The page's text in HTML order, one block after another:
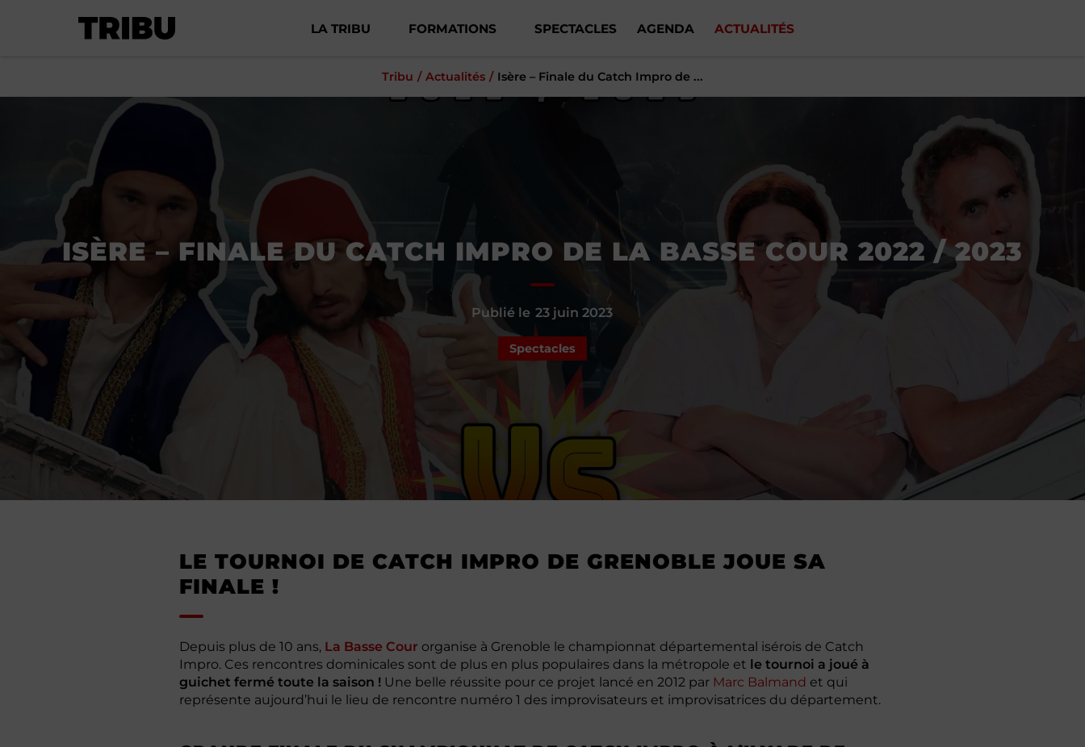
LA TRIBU FORMATIONS SPECTACLES AGENDA ACTUALITÉS
Tribu Actualités Isère – Finale du Catch Impro de ...
ISÈRE – FINALE DU CATCH IMPRO DE LA BASSE COUR 2022 / 2023
Publié le 23 juin 2023
Spectacles
LE TOURNOI DE CATCH IMPRO DE GRENOBLE JOUE SA
FINALE !
Depuis plus de 10 ans, La Basse Cour organise à Grenoble le championnat départemental isérois de Catch
Impro. Ces rencontres dominicales sont de plus en plus populaires dans la métropole et le tournoi a joué à
guichet fermé toute la saison ! Une belle réussite pour ce projet lancé en 2012 par Marc Balmand et qui
représente aujourd’hui le lieu de rencontre numéro 1 des improvisateurs et improvisatrices du département.